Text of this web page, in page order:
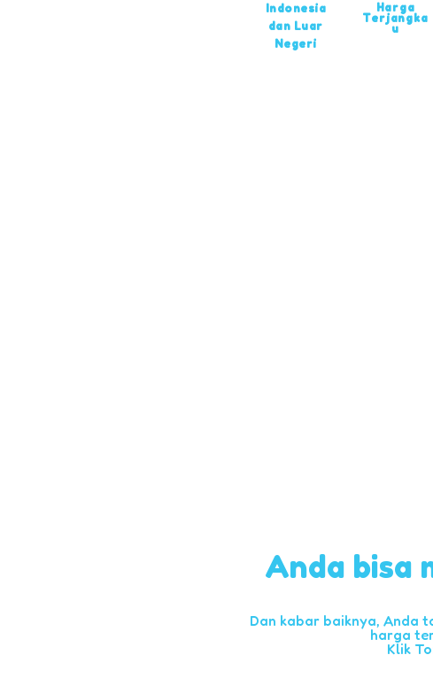
Indonesia
dan Luar
Negeri
Harga
Terjangka
u
Anda bisa
Dan kabar baiknya, Anda
harga
Klik